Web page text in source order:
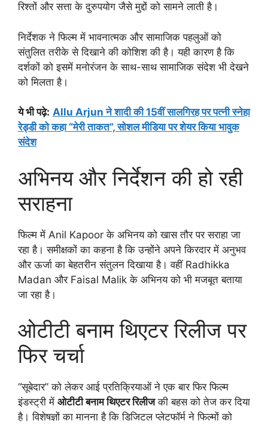
रिश्तों और सत्ता के दुरुपयोग जैसे मुद्दों को सामने लाती है।
निर्देशक ने फिल्म में भावनात्मक और सामाजिक पहलुओं को
संतुलित तरीके से दिखाने की कोशिश की है। यही कारण है कि
दर्शकों को इसमें मनोरंजन के साथ-साथ सामाजिक संदेश भी देखने
को मिलता है।
ये भी पढ़े: Allu Arjun ने शादी की 15वीं सालगिरह पर पत्नी स्नेहा
रेड्डी को कहा “मेरी ताकत”, सोशल मीडिया पर शेयर किया भावुक
संदेश
अभिनय और निर्देशन की हो रही
सराहना
फिल्म में Anil Kapoor के अभिनय को खास तौर पर सराहा जा
रहा है। समीक्षकों का कहना है कि उन्होंने अपने किरदार में अनुभव
और ऊर्जा का बेहतरीन संतुलन दिखाया है। वहीं Radhikka
Madan और Faisal Malik के अभिनय को भी मजबूत बताया
जा रहा है।
ओटीटी बनाम थिएटर रिलीज पर
फिर चर्चा
“सूबेदार” को लेकर आई प्रतिक्रियाओं ने एक बार फिर फिल्म
इंडस्ट्री में ओटीटी बनाम थिएटर रिलीजकी बहस को तेज कर दिया
है। विशेषज्ञों का मानना है कि डिजिटल प्लेटफॉर्म ने फिल्मों को